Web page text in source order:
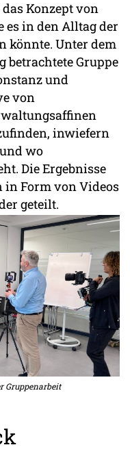
Konzept von
es in den Alltag der
könnte. Unter dem
betrachtete Gruppe
und
von
inwiefern
wo
Die Ergebnisse
in Form von Videos
geteilt.
Gruppenarbeit